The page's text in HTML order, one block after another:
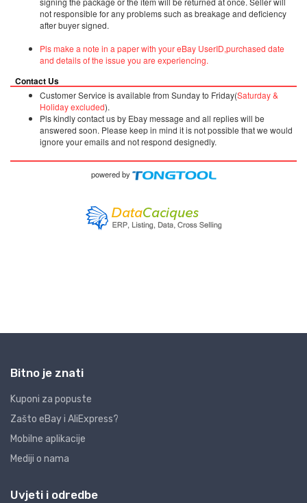
Bitno je znati
Kuponi za popuste
Zašto eBay i AliExpress?
Mobilne aplikacije
Mediji o nama
Uvjeti i odredbe